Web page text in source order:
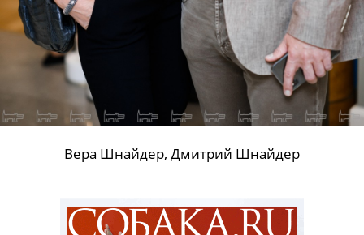
Вера Шнайдер, Дмитрий Шнайдер